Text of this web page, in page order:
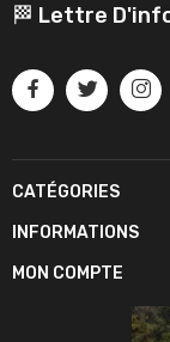
🏁 Lettre
CATÉGORIES
INFORMATIONS
MON COMPTE